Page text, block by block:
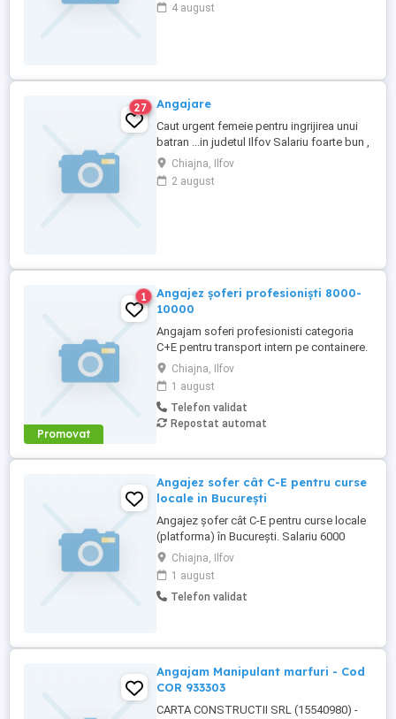
bune abilitati de comunicare si relationare;
4 august
27 Angajare
Caut urgent femeie pentru ingrijirea unui
batran ...in judetul Ilfov Salariu foarte bun ,
contract de munca Telefon
Chiajna, Ilfov
2 august
Promovat
1
Angajez șoferi profesioniști 8000-
10000
Angajam soferi profesionisti categoria
C+E pentru transport intern pe containere.
Oferim: * Salariu motivant, platit la timp; *
Contract de munca; * Camioane bine
intretinute; * Program de lucru de luni pana
vineri; * Weekendurile libere; * Mediu de
lucru serios si stabil. Cerinte: * Permis
Chiajna, Ilfov
1 august
Telefon validat
Repostat automat
Angajez sofer cât C-E pentru curse
locale in București
Angajez șofer cât C-E pentru curse locale
(platforma) în București. Salariu 6000
RON.Garajul se afla la km 23 A1 .CT Park.
Autotrenuri Volvo cu prelata. Sâmbăta și
Duminica nu se lucrează. Tel.
Chiajna, Ilfov
1 august
Telefon validat
Angajam Manipulant marfuri - Cod
COR 933303
CARTA CONSTRUCTII SRL (15540980) -